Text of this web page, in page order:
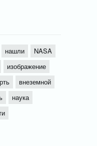
нашли
NASA
изображение
внеземной
наука